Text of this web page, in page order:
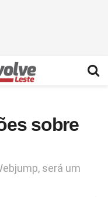
sobre
será um